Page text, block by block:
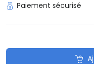
Paiement sécurisé